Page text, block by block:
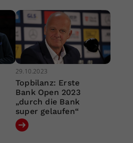
29.10.2023
Topbilanz: Erste
Bank Open 2023
„durch die Bank
super gelaufen“